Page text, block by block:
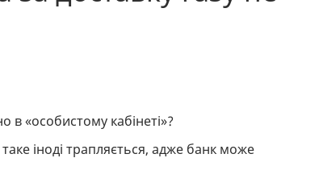
в «особистому кабінеті»?
іноді трапляється, адже банк може